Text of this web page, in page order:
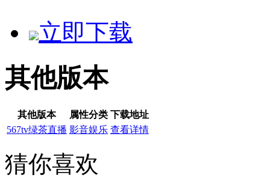
立即下载
其他版本
其他版本 属性分类 下载地址
567tv绿茶直播 影音娱乐 查看详情
猜你喜欢